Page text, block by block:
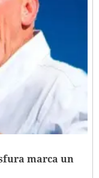
marca un